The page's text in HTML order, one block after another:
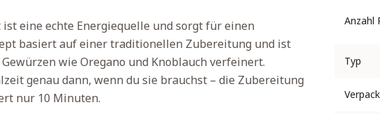
eine echte Energiequelle und sorgt für einen
basiert auf einer traditionellen Zubereitung und ist
wie Oregano und Knoblauch verfeinert.
genau dann, wenn du sie brauchst – die Zubereitung
nur 10 Minuten.
Anzahl
Typ